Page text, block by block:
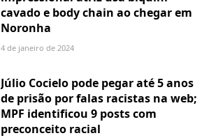
cavado e body chain ao chegar em
Noronha
4 de janeiro de 2024
Júlio Cocielo pode pegar até 5 anos
de prisão por falas racistas na web;
MPF identificou 9 posts com
preconceito racial